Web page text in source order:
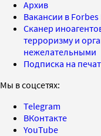
Архив
Вакансии в Forbes
Сканер
терроризму и
нежелательными
Подписка на
Мы в соцсетях:
Telegram
ВКонтакте
YouTube